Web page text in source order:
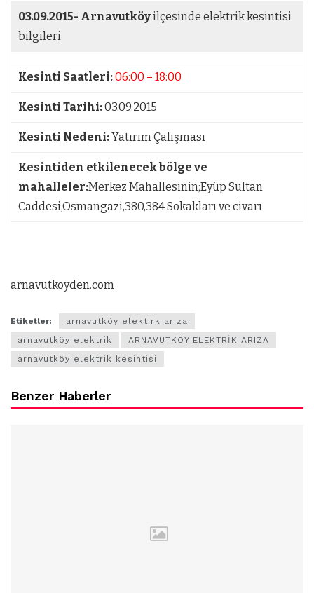
03.09.2015- Arnavutköyilçesinde elektrik kesintisi
bilgileri
Kesinti Saatleri:06:00 – 18:00
Kesinti Tarihi:03.09.2015
Kesinti Nedeni:Yatırım Çalışması
Kesintiden etkilenecek bölge ve
mahalleler:Merkez Mahallesinin;Eyüp Sultan
Caddesi,Osmangazi,380,384 Sokakları ve civarı
arnavutkoyden.com
Etiketler:
arnavutköy elektirk arıza
arnavutköy elektrik
ARNAVUTKÖY ELEKTRİK ARIZA
arnavutköy elektrik kesintisi
Benzer Haberler